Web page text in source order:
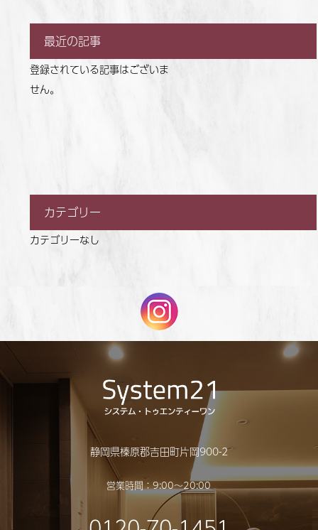
最近の記事
登録されている記事はございま
せん。
カテゴリー
カテゴリーなし
静岡県榛原郡吉田町片岡900-2
営業時間：9:00〜20:00